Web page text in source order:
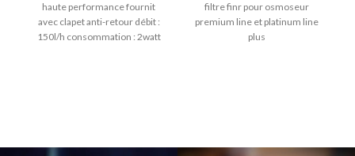
haute performance fournit
avec clapet anti-retour débit :
150l/h consommation : 2watt
filtre finr pour osmoseur
premium line et platinum line
plus